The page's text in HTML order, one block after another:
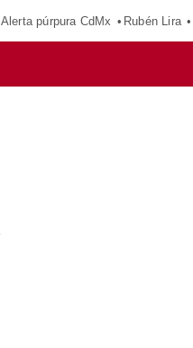
Alerta púrpura CdMx Rubén Lira